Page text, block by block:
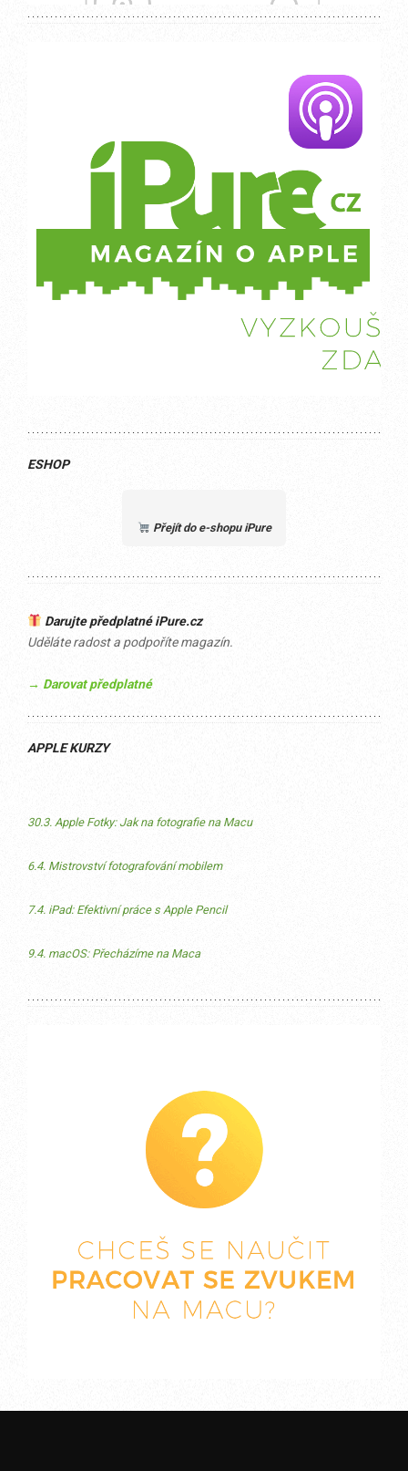
ESHOP
Přejít do e-shopu iPure
Darujte předplatné iPure.cz
Uděláte radost a podpoříte magazín.
→ Darovat předplatné
APPLE KURZY
30.3. Apple Fotky: Jak na fotografie na Macu
6.4. Mistrovství fotografování mobilem
7.4. iPad: Efektivní práce s Apple Pencil
9.4. macOS: Přecházíme na Maca